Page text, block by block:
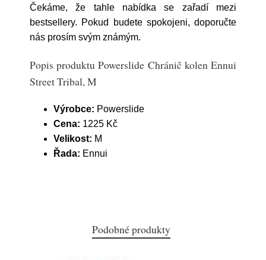
Čekáme, že tahle nabídka se zařadí mezi
bestsellery. Pokud budete spokojeni, doporučte
nás prosím svým známým.
Popis produktu Powerslide Chránič kolen Ennui
Street Tribal, M
Výrobce: Powerslide
Cena: 1225 Kč
Velikost: M
Řada: Ennui
Podobné produkty